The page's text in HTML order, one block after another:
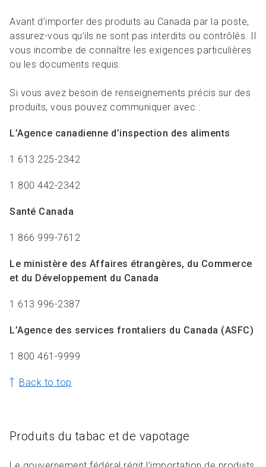
Avant d’importer des produits au Canada par la poste,
assurez-vous qu’ils ne sont pas interdits ou contrôlés. Il
vous incombe de connaître les exigences particulières
ou les documents requis.
Si vous avez besoin de renseignements précis sur des
produits, vous pouvez communiquer avec :
L’Agence canadienne d’inspection des aliments
1 613 225-2342
1 800 442-2342
Santé Canada
1 866 999-7612
Le ministère des Affaires étrangères, du Commerce
et du Développement du Canada
1 613 996-2387
L’Agence des services frontaliers du Canada (ASFC)
1 800 461-9999
Back to top
Produits du tabac et de vapotage